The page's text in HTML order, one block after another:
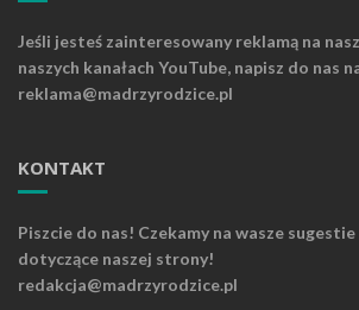
Jeśli jesteś zainteresowany reklamą na
naszych kanałach YouTube, napisz do nas
reklama@madrzyrodzice.pl
KONTAKT
Piszcie do nas! Czekamy na wasze sugestie
dotyczące naszej strony!
redakcja@madrzyrodzice.pl